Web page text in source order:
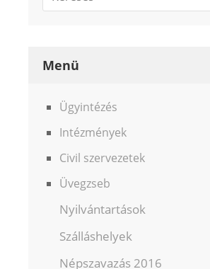
Menü
Ügyintézés
Intézmények
Civil szervezetek
Üvegzseb
Nyilvántartások
Szálláshelyek
Népszavazás 2016